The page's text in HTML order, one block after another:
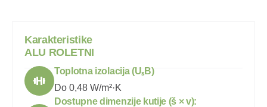
Karakteristi ke
ALU ROLETNI
Toplotna izolacija (UₛB)
Do 0,48 W/m²·K
Dostupne dimenzije kutije (š × v):